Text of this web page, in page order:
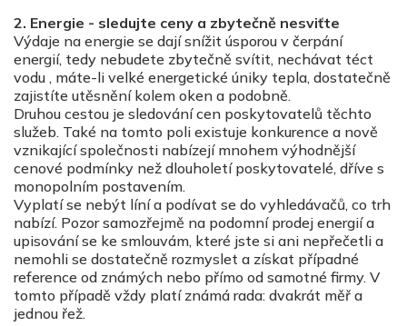
2. Energie - sledujte ceny a zbytečně nesviťte
Výdaje na energie se dají snížit úsporou v čerpání
energií, tedy nebudete zbytečně svítit, nechávat téct
vodu , máte-li velké energetické úniky tepla, dostatečně
zajistíte utěsnění kolem oken a podobně.
Druhou cestou je sledování cen poskytovatelů těchto
služeb. Také na tomto poli existuje konkurence a nově
vznikající společnosti nabízejí mnohem výhodnější
cenové podmínky než dlouholetí poskytovatelé, dříve s
monopolním postavením.
Vyplatí se nebýt líní a podívat se do vyhledávačů, co trh
nabízí. Pozor samozřejmě na podomní prodej energií a
upisování se ke smlouvám, které jste si ani nepřečetli a
nemohli se dostatečně rozmyslet a získat případné
reference od známých nebo přímo od samotné firmy. V
tomto případě vždy platí známá rada: dvakrát měř a
jednou řež.